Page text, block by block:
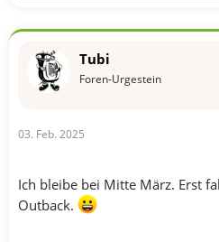
k
:
Tubi
Foren-Urgestein
03. Feb. 2025
Ich bleibe bei Mitte März. Erst
Outback.